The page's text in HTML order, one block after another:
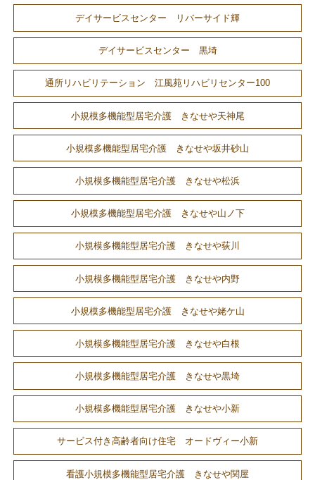
デイサービスセンター リバーサイド輝
デイサービスセンター 黒埼
通所リハビリテーション 江風苑リハビリセンター100
小規模多機能型居宅介護 きなせや天神尾
小規模多機能型居宅介護 きなせや坂井砂山
小規模多機能型居宅介護 きなせや松浜
小規模多機能型居宅介護 きなせや山ノ下
小規模多機能型居宅介護 きなせや荻川
小規模多機能型居宅介護 きなせや内野
小規模多機能型居宅介護 きなせや姥ケ山
小規模多機能型居宅介護 きなせや白根
小規模多機能型居宅介護 きなせや黒埼
小規模多機能型居宅介護 きなせや小新
サービス付き高齢者向け住宅 オードヴィー小新
看護小規模多機能型居宅介護 きなせや関屋